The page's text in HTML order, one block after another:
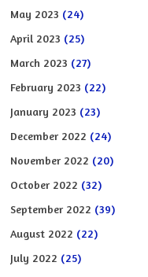
May 2023 (24)
April 2023 (25)
March 2023 (27)
February 2023 (22)
January 2023 (23)
December 2022 (24)
November 2022 (20)
October 2022 (32)
September 2022 (39)
August 2022 (22)
July 2022 (25)